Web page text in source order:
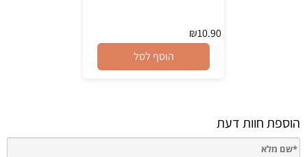
₪10.90
הוסף לסל
הוספת חוות דעת